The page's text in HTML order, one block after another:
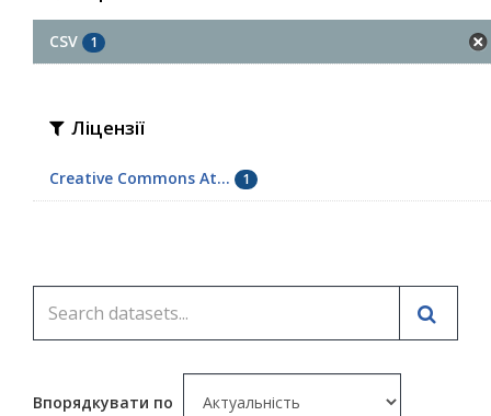
CSV 1
Ліцензії
Creative Commons At... 1
Впорядкувати по